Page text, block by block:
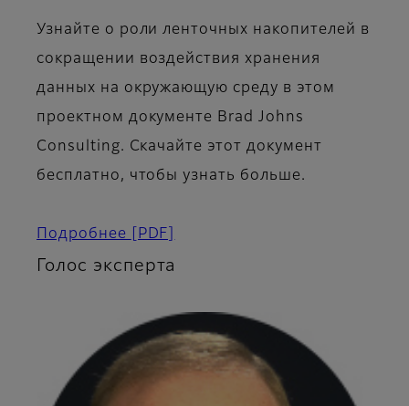
Узнайте о роли ленточных накопителей в
сокращении воздействия хранения
данных на окружающую среду в этом
проектном документе Brad Johns
Consulting. Скачайте этот документ
бесплатно, чтобы узнать больше.
Подробнее [PDF]
Голос эксперта